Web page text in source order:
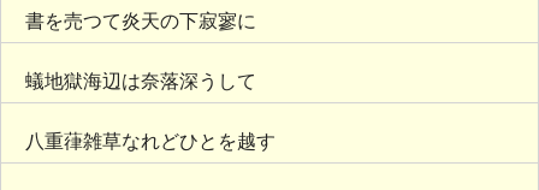
書を売つて炎天の下寂寥に
蟻地獄海辺は奈落深うして
八重葎雑草なれどひとを越す